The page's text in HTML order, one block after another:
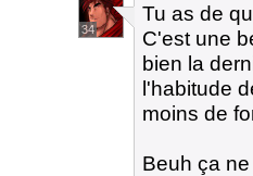
34
Tu as de
C'est une
bien la
l'habitude
moins de
Beuh ça